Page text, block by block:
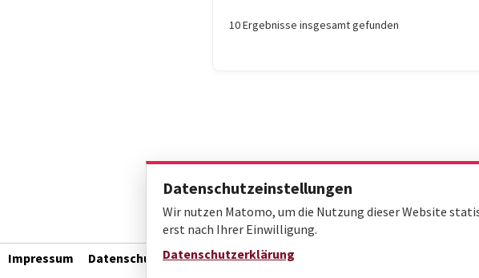
10 Ergebnisse insgesamt gefunden
Impressum Datenschutz Barrierefreiheit
Datenschutzeinstellungen
Wir nutzen Matomo, um die Nutzung dieser Website
erst nach Ihrer Einwilligung.
Datenschutzerklärung